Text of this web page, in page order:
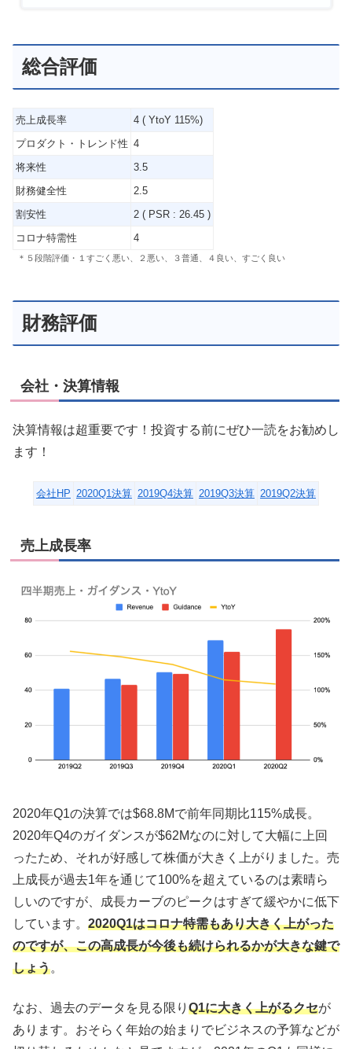
総合評価
売上成長率
4 ( YtoY 115%)
プロダクト・トレンド性 4
将来性
3.5
財務健全性
2.5
割安性
2 ( PSR : 26.45 )
コロナ特需性
4
＊５段階評価・１すごく悪い、２悪い、３普通、４良い、すごく良い
財務評価
会社・決算情報
決算情報は超重要です！投資する前にぜひ一読をお勧めし
ます！
会社HP 2020Q1決算 2019Q4決算 2019Q3決算 2019Q2決算
売上成長率
2020年Q1の決算では$68.8Mで前年同期比115%成長。
2020年Q4のガイダンスが$62Mなのに対して大幅に上回
ったため、それが好感して株価が大きく上がりました。売
上成長が過去1年を通じて100%を超えているのは素晴ら
しいのですが、成長カーブのピークはすぎて緩やかに低下
しています。 2020Q1はコロナ特需もあり大きく上がった
のですが、この高成長が今後も続けられるかが大きな鍵で
しょう。
なお、過去のデータを見る限り Q1に大きく上がるクセが
あります。おそらく年始の始まりでビジネスの予算などが